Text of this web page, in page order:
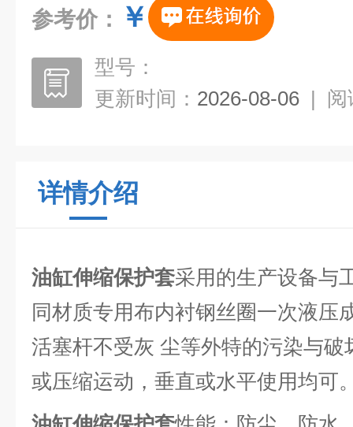
参考价： ￥
型号：
更新时间： 2026-08-06 | 阅
详情介绍
油缸伸缩保护套采用的生产设备与
同材质专用布内衬钢丝圈一次液压
活塞杆不受灰 尘等外特的污染与
或压缩运动，垂直或水平使用均可